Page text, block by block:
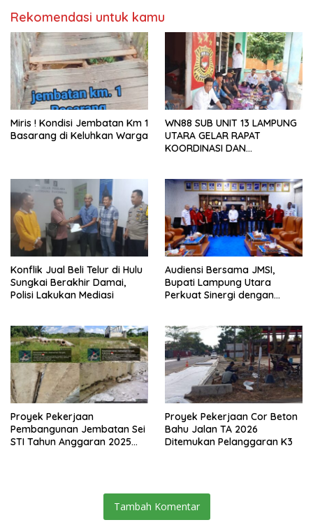
Rekomendasi untuk kamu
Miris ! Kondisi Jembatan Km 1
Basarang di Keluhkan Warga
WN88 SUB UNIT 13 LAMPUNG
UTARA GELAR RAPAT
KOORDINASI DAN
Konflik Jual Beli Telur di Hulu
Sungkai Berakhir Damai,
Polisi Lakukan Mediasi
Audiensi Bersama JMSI,
Bupati Lampung Utara
Perkuat Sinergi dengan
Proyek Pekerjaan
Pembangunan Jembatan Sei
STI Tahun Anggaran 2025
Proyek Pekerjaan Cor Beton
Bahu Jalan TA 2026
Ditemukan Pelanggaran K3
Tambah Komentar